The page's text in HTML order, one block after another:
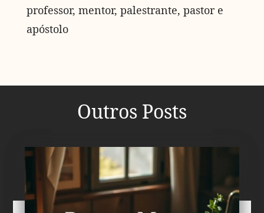
professor, mentor, palestrante, pastor e
apóstolo
Outros Posts